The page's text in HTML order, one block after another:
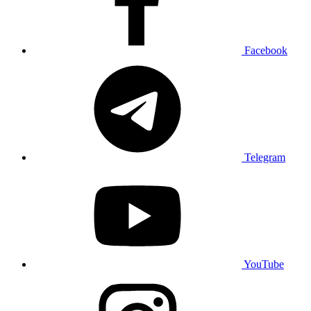
Facebook
Telegram
YouTube